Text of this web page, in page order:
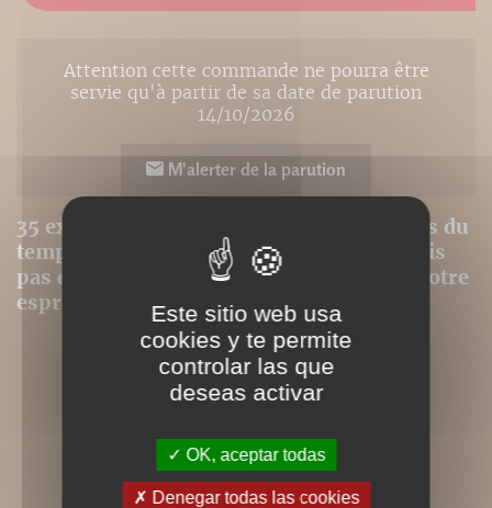
Attention cette commande ne pourra être
servie qu'à partir de sa date de parution
14/10/2026
M'alerter de la parution
35 exercices simples, adaptés aux emplois du
temps chargés et aux espaces exigus (mais
pas que), pour entretenir votre corps et votre
esprit !
Este sitio web usa
cookies y te permite
controlar las que
deseas activar
OK, aceptar todas
Denegar todas las cookies